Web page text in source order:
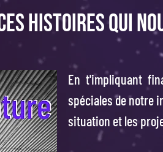
histoires qui
En t'impliquant
spéciales de notre
situation et les